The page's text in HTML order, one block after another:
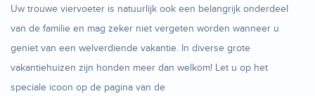
Uw trouwe viervoeter is natuurlijk ook een belangrijk onderdeel
van de familie en mag zeker niet vergeten worden wanneer u
geniet van een welverdiende vakantie. In diverse grote
vakantiehuizen zijn honden meer dan welkom! Let u op het
speciale icoon op de pagina van de